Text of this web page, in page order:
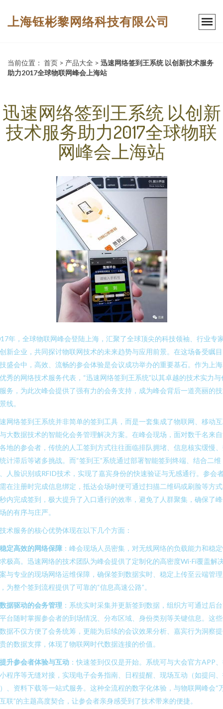
上海钰彬黎网络科技有限公司
当前位置： 首页 > 产品大全 > 迅速网络签到王系统 以创新技术服务
助力2017全球物联网峰会上海站
迅速网络签到王系统 以创新
技术服务助力2017全球物联
网峰会上海站
年，全球物联网峰会登陆上海，汇聚了全球顶尖的科技领袖、行业专
新企业，共同探讨物联网技术的未来趋势与应用前景。在这场备受瞩
盛会中，高效、流畅的参会体验是会议成功举办的重要基石。作为上
秀的网络技术服务代表，“迅速网络签到王系统”以其卓越的技术实力与
务，为此次峰会提供了强有力的会务支持，成为峰会背后一道亮丽的
线。
网络签到王系统并非简单的签到工具，而是一套集成了物联网、移动
大数据技术的智能化会务管理解决方案。在峰会现场，面对数千名来
地的参会者，传统的人工签到方式往往面临排队拥堵、信息核实缓慢
计滞后等诸多挑战。而“签到王”系统通过部署智能签到终端、结合二维
人脸识别或RFID技术，实现了嘉宾身份的快速验证与无感通行。参会
在注册时完成信息绑定，抵达会场时便可通过扫描二维码或刷脸等方
内完成签到，极大提升了入口通行的效率，避免了人群聚集，确保了
的有序与庄严。
术服务的核心优势体现在以下几个方面：
定高效的网络保障 ：峰会现场人员密集，对无线网络的负载能力和稳
极高。迅速网络的技术团队为峰会提供了定制化的高密度Wi-Fi覆盖解
与专业的现场网络运维保障，确保签到数据实时、稳定上传至云端管
为整个签到流程提供了可靠的“信息高速公路”。
据驱动的会务管理 ：系统实时采集并更新签到数据，组织方可通过后
台随时掌握参会者的到场情况、分布区域、身份类别等关键信息。这
据不仅方便了会务统筹，更能为后续的会议效果分析、嘉宾行为洞察
的数据支撑，体现了物联网时代数据连接的价值。
升参会者体验与互动 ：快速签到仅仅是开始。系统可与大会官方APP
程序等无缝对接，实现电子会务指南、日程提醒、现场互动（如提问
、资料下载等一站式服务。这种全流程的数字化体验，与物联网峰会“
联”的主题高度契合，让参会者亲身感受到了技术带来的便捷。